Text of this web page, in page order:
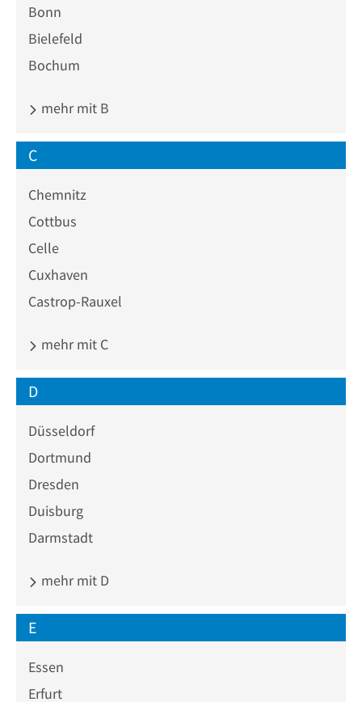
Physiotherapiepraxen in der Nähe bieten gezielte Behandlung
Ihre Lebensqualität verbessern zu lassen.
Bonn
Bielefeld
Bochum
mehr mit B
C
Chemnitz
Cottbus
Celle
Cuxhaven
Castrop-Rauxel
mehr mit C
D
Düsseldorf
Dortmund
Dresden
Duisburg
Darmstadt
mehr mit D
E
Essen
Erfurt